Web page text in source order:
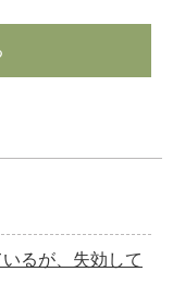
るが、失効して